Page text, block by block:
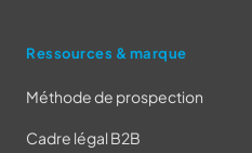
Ressources & marque
Méthode de prospection
Cadre légal B2B